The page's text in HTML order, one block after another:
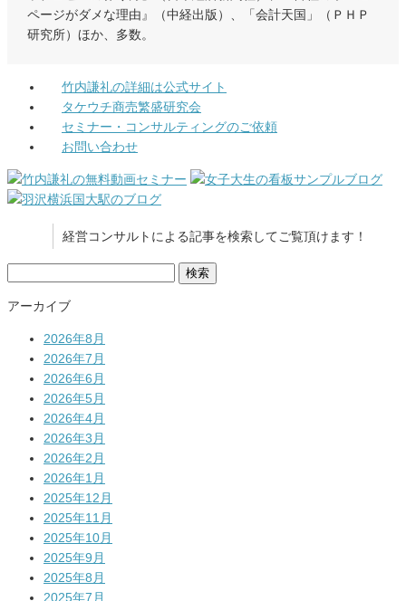
ページがダメな理由』（中経出版）、「会計天国」（ＰＨＰ
研究所）ほか、多数。
竹内謙礼の詳細は公式サイト
タケウチ商売繁盛研究会
セミナー・コンサルティングのご依頼
お問い合わせ
経営コンサルトによる記事を検索してご覧頂けます！
アーカイブ
2026年8月
2026年7月
2026年6月
2026年5月
2026年4月
2026年3月
2026年2月
2026年1月
2025年12月
2025年11月
2025年10月
2025年9月
2025年8月
2025年7月